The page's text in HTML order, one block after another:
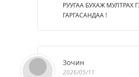
РУУГАА БУХАЖ МУЛТРАХ
ГАРГАСАНДАА !
Зочин
2026/05/11